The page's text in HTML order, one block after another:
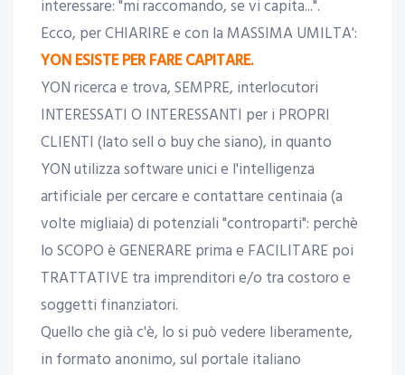
interessare: "mi raccomando, se vi capita...".
Ecco, per CHIARIRE e con la MASSIMA UMILTA':
YON ESISTE PER FARE CAPITARE.
YON ricerca e trova, SEMPRE, interlocutori
INTERESSATI O INTERESSANTI per i PROPRI
CLIENTI (lato sell o buy che siano), in quanto
YON utilizza software unici e l'intelligenza
artificiale per cercare e contattare centinaia (a
volte migliaia) di potenziali "controparti": perchè
lo SCOPO è GENERARE prima e FACILITARE poi
TRATTATIVE tra imprenditori e/o tra costoro e
soggetti finanziatori.
Quello che già c'è, lo si può vedere liberamente,
in formato anonimo, sul portale italiano